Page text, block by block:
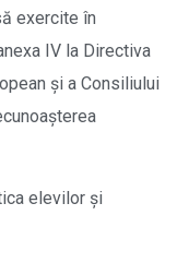
exercite în
IV la Directiva
și a Consiliului
elevilor și